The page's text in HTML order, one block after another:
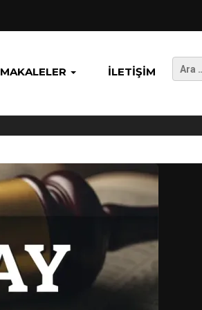
MAKALELER İLETIŞIM